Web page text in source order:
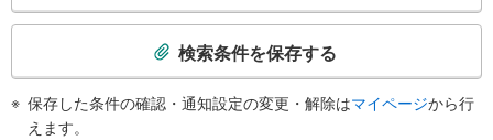
弊社は専門家同士が連携をとっているため、より多くの知見がございま
す。
お気軽にお問合せください！
検
検索条件を保存する
保存した条件の確認・通知設定の変更・解除はマイページから行
えます。